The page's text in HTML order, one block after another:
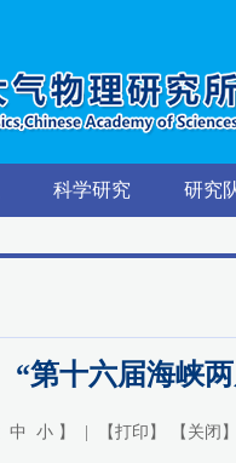
科学研究 研究
“第十六届海峡
中 小 】 | 【打印 】 【 关闭 】